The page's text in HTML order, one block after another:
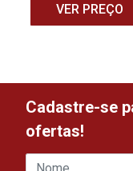
VER PREÇO
Cadastre-se
ofertas!